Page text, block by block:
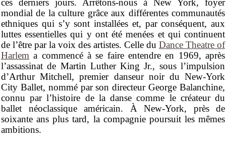
ces derniers jours. Arrêtons-nous à New York, foyer
mondial de la culture grâce aux différentes communautés
ethniques qui s’y sont installées et, par conséquent, aux
luttes essentielles qui y ont été menées et qui continuent
de l’être par la voix des artistes. Celle du Dance Theatre of
Harlem a commencé à se faire entendre en 1969, après
l’assassinat de Martin Luther King Jr., sous l’impulsion
d’Arthur Mitchell, premier danseur noir du New-York
City Ballet, nommé par son directeur George Balanchine,
connu par l’histoire de la danse comme le créateur du
ballet néoclassique américain. À New-York, près de
soixante ans plus tard, la compagnie poursuit les mêmes
ambitions.